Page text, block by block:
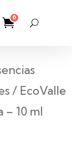
0
/ EcoValle
– 10 ml